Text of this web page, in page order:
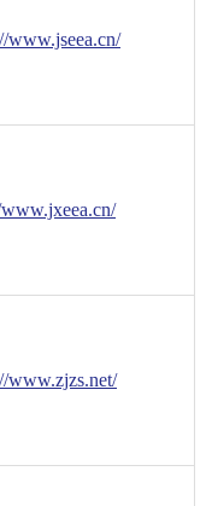
www.jseea.cn/
www.zjzs.net/